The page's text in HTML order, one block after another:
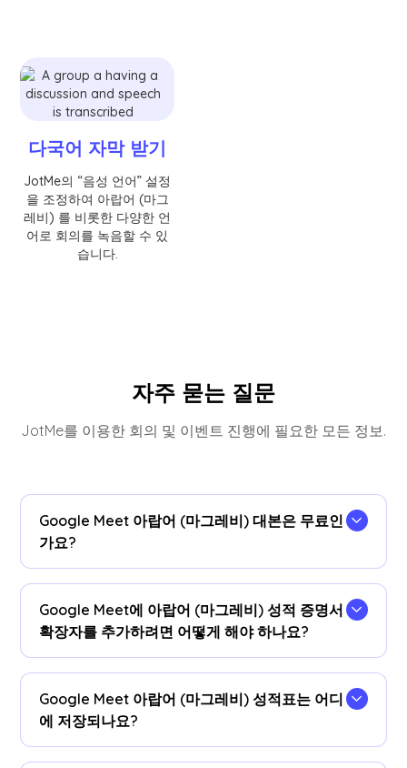
다국어 자막 받기
JotMe의 “음성 언어” 설정
을 조정하여 아랍어 (마그
레비) 를 비롯한 다양한 언
어로 회의를 녹음할 수 있
습니다.
자주 묻는 질문
JotMe를 이용한 회의 및 이벤트 진행에 필요한 모든 정보.
Google Meet 아랍어 (마그레비) 대본은 무료인
가요?
네, 무료로 시작할 수 있습니다!
Google Meet에 아랍어 (마그레비) 성적 증명서
확장자를 추가하려면 어떻게 해야 하나요?
을 (를) 설치합니다JotMe 크롬 확장 프로그램크롬
브라우저로 이동합니다.Google Meet 세션 후에 아
랍어 (마그레비) 대화 내용을 수신하려면 언어 환경
설정을 아랍어 (마그레비) 로 설정하세요.
Google Meet 아랍어 (마그레비) 성적표는 어디
에 저장되나요?
아랍어 (마그레비) 성적표는 다음 위치에 저장됩니